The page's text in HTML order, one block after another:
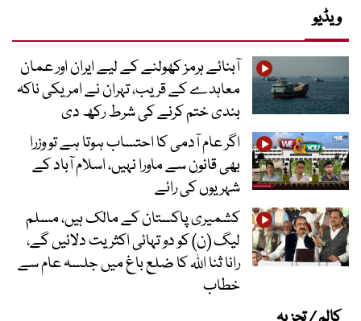
ویڈیو
آبنائے ہرمز کھولنے کے لیے ایران اور عمان
معاہدے کے قریب، تہران نے امریکی ناکہ
بندی ختم کرنے کی شرط رکھ دی
اگر عام آدمی کا احتساب ہوتا ہے تو وزرا
بھی قانون سے ماورا نہیں، اسلام آباد کے
شہریوں کی رائے
کشمیری پاکستان کے مالک ہیں، مسلم
لیگ (ن) کو دو تہائی اکثریت دلائیں گے،
رانا ثنا اللہ کا ضلع باغ میں جلسہ عام سے
خطاب